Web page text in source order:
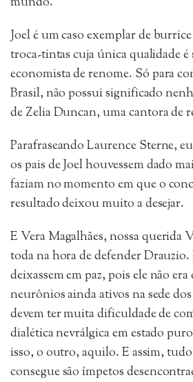
Joel é um caso exemplar de
troca-tintas cuja única qualidade
economista de renome. Só para
Brasil, não possui significado
de Zelia Duncan, uma cantora de
Parafraseando Laurence Sterne,
os pais de Joel houvessem dado
faziam no momento em que o
resultado deixou muito a desejar.
E Vera Magalhães, nossa querida
toda na hora de defender Drauzio.
deixassem em paz, pois ele não
neurônios ainda ativos na sede
devem ter muita dificuldade de
dialética nevrálgica em estado
isso, o outro, aquilo. E assim,
consegue são ímpetos